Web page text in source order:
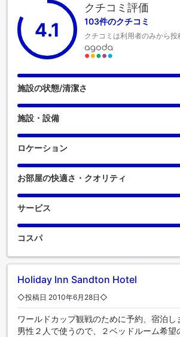
4.1
クチコミ評価
103件のクチコミ
クチコミは利用者のみから投
施設の状態/清潔さ
施設・設備
ロケーション
お部屋の快適さ・クオリティ
サービス
コスパ
Holiday Inn Sandton Hotel
◇投稿日 2010年6月28日◇
ワールドカップ観戦のために予約、宿泊し
男性２人で使うので、２ベッドルーム希望